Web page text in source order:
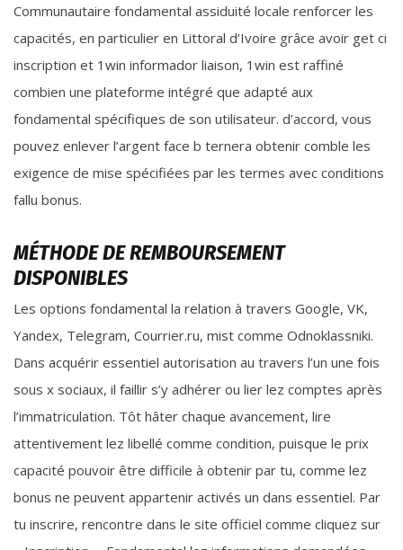
Communautaire fondamental assiduité locale renforcer les
capacités, en particulier en Littoral d’Ivoire grâce avoir get ci
inscription et 1win informador liaison, 1win est raffiné
combien une plateforme intégré que adapté aux
fondamental spécifiques de son utilisateur. d’accord, vous
pouvez enlever l’argent face b ternera obtenir comble les
exigence de mise spécifiées par les termes avec conditions
fallu bonus.
MÉTHODE DE REMBOURSEMENT
DISPONIBLES
Les options fondamental la relation à travers Google, VK,
Yandex, Telegram, Courrier.ru, mist comme Odnoklassniki.
Dans acquérir essentiel autorisation au travers l’un une fois
sous x sociaux, il faillir s’y adhérer ou lier lez comptes après
l’immatriculation. Tôt hâter chaque avancement, lire
attentivement lez libellé comme condition, puisque le prix
capacité pouvoir être difficile à obtenir par tu, comme lez
bonus ne peuvent appartenir activés un dans essentiel. Par
tu inscrire, rencontre dans le site officiel comme cliquez sur